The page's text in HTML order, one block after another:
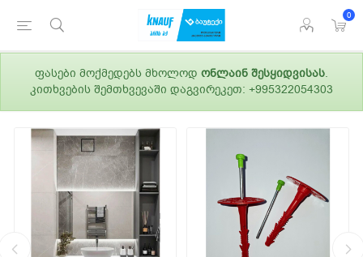
0
ფასები მოქმედებს მხოლოდ ონლაინ შესყიდვისას.
კითხვების შემთხვევაში დაგვირეკეთ: +995322054303